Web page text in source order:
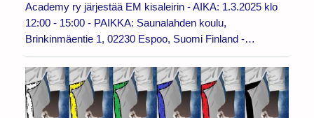
Academy ry järjestää EM kisaleirin - AIKA: 1.3.2025 klo
12:00 - 15:00 - PAIKKA: Saunalahden koulu,
Brinkinmäentie 1, 02230 Espoo, Suomi Finland -…